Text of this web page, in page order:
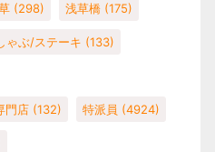
(298) 浅草橋 (175)
ゃぶ/ステーキ (133)
門店 (132) 特派員 (4924)